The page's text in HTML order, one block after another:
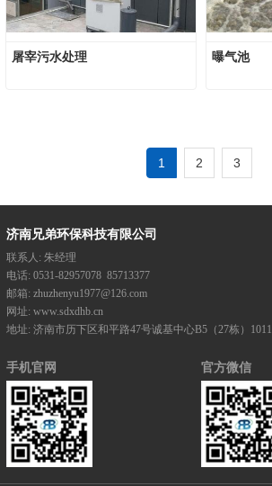
屠宰污水处理 曝气池
1 2 3
济南兄弟环保科技有限公司
联系人: 朱经理
电话: 0531-82957078 85713377
邮箱: zhuzhenyu1977@126.com
网址: www.sdxdhb.cn
地址: 济南市历下区和平路47号诚基中心B5（27栋）1011
手机官网 官方微信